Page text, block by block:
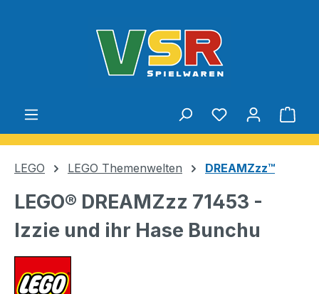
Du hast 0
LEGO LEGO Themenwelten DREAMZzz™
LEGO® DREAMZzz 71453 -
Izzie und ihr Hase Bunchu